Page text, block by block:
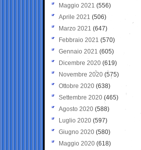
Maggio 2021 (556)
Aprile 2021 (506)
Marzo 2021 (647)
Febbraio 2021 (570)
Gennaio 2021 (605)
Dicembre 2020 (619)
Novembre 2020 (575)
Ottobre 2020 (638)
Settembre 2020(465)
Agosto 2020 (588)
Luglio 2020 (597)
Giugno 2020 (580)
Maggio 2020 (618)